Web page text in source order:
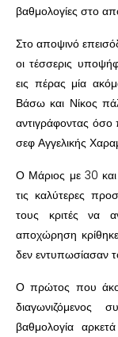
βαθμολογίες στο
Στο αποψινό
οι τέσσερις
εις πέρας μία
Βάσω και Νίκος
αντιγράφοντας
σεφ Αγγελικής
Ο Μάριος με 30
τις καλύτερες
τους κριτές να
αποχώρηση
δεν εντυπωσίασαν
Ο πρώτος που
διαγωνιζόμενος
βαθμολογία